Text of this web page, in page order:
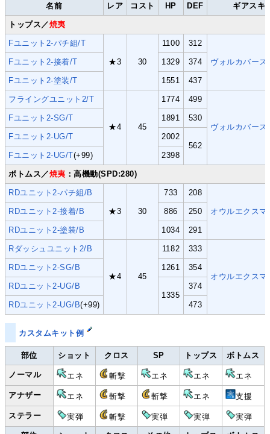
名前 レア コスト HP DEF ギアスキ
トップス／焼夷
Fユニット2-パチ組/T
★3 30
1100 312
ヴォルカバース
Fユニット2-接着/T 1329 374
Fユニット2-塗装/T 1551 437
フライングユニット2/T
★4 45
1774 499
ヴォルカバース
Fユニット2-SG/T 1891 530
Fユニット2-UG/T
2002
562
Fユニット2-UG/T(+99) 2398
ボトムス／焼夷 ：高機動(SPD:280)
RDユニット2-パチ組/B
★3 30
733 208
オウルエクスマ
RDユニット2-接着/B 886 250
RDユニット2-塗装/B 1034 291
Rダッシュユニット2/B
★4 45
1182 333
オウルエクスマ
RDユニット2-SG/B 1261 354
RDユニット2-UG/B
1335
374
RDユニット2-UG/B(+99) 473
カスタムキット例
部位 ショット クロス SP トップス ボトムス
ノーマル エネ 斬撃 エネ エネ エネ
アナザー エネ 斬撃 斬撃 エネ 支援
ステラー 実弾 斬撃 実弾 実弾 実弾